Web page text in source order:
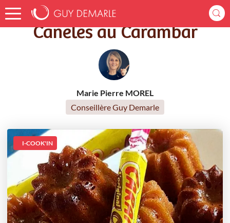
Accueil Recettes Canelés au Carambar
Canelés au Carambar
Marie Pierre MOREL
Conseillère Guy Demarle
I-COOK'IN